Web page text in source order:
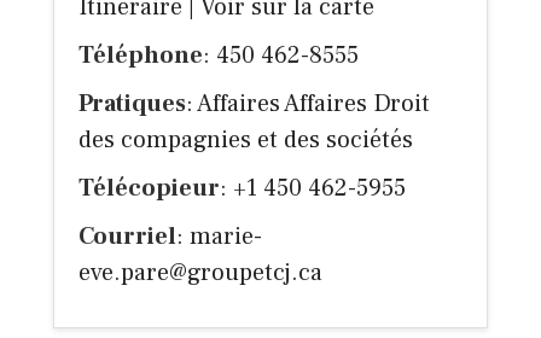
Itinéraire
Voir sur la carte
Téléphone: 450 462-8555
Pratiques: Affaires Affaires Droit
des compagnies et des sociétés
Télécopieur: +1 450 462-5955
Courriel: marie-
eve.pare@groupetcj.ca